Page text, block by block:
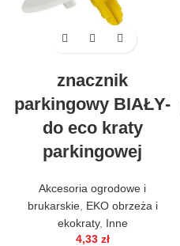
znacznik
parkingowy BIAŁY-
do eco kraty
parkingowej
Akcesoria ogrodowe i
brukarskie, EKO obrzeża i
ekokraty, Inne
4,33 zł